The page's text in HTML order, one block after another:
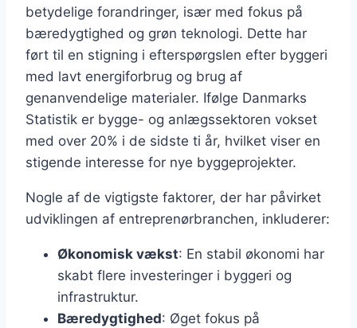
betydelige forandringer, især med fokus på
bæredygtighed og grøn teknologi. Dette har
ført til en stigning i efterspørgslen efter byggeri
med lavt energiforbrug og brug af
genanvendelige materialer. Ifølge Danmarks
Statistik er bygge- og anlægssektoren vokset
med over 20% i de sidste ti år, hvilket viser en
stigende interesse for nye byggeprojekter.
Nogle af de vigtigste faktorer, der har påvirket
udviklingen af entreprenørbranchen, inkluderer:
Økonomisk vækst: En stabil økonomi har
skabt flere investeringer i byggeri og
infrastruktur.
Bæredygtighed: Øget fokus på